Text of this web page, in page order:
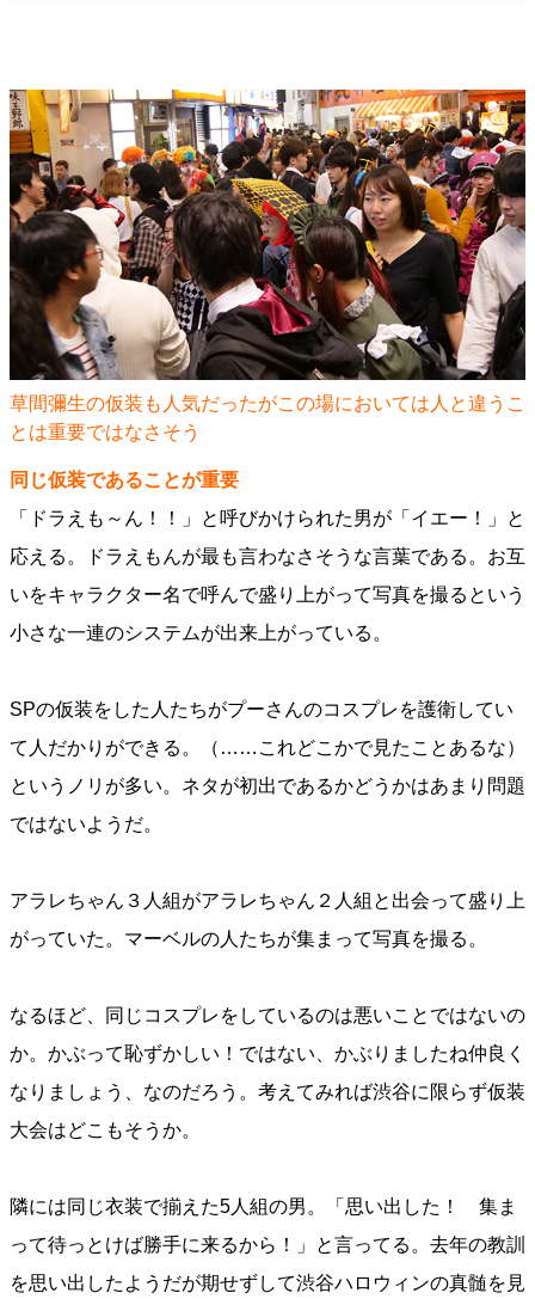
草間彌生の仮装も人気だったがこの場においては人と違うこ
とは重要ではなさそう
同じ仮装であることが重要
「ドラえも～ん！！」と呼びかけられた男が「イエー！」と
応える。ドラえもんが最も言わなさそうな言葉である。お互
いをキャラクター名で呼んで盛り上がって写真を撮るという
小さな一連のシステムが出来上がっている。
SPの仮装をした人たちがプーさんのコスプレを護衛してい
て人だかりができる。（……これどこかで見たことあるな）
というノリが多い。ネタが初出であるかどうかはあまり問題
ではないようだ。
アラレちゃん３人組がアラレちゃん２人組と出会って盛り上
がっていた。マーベルの人たちが集まって写真を撮る。
なるほど、同じコスプレをしているのは悪いことではないの
か。かぶって恥ずかしい！ではない、かぶりましたね仲良く
なりましょう、なのだろう。考えてみれば渋谷に限らず仮装
大会はどこもそうか。
隣には同じ衣装で揃えた5人組の男。「思い出した！ 集ま
って待っとけば勝手に来るから！」と言ってる。去年の教訓
を思い出したようだが期せずして渋谷ハロウィンの真髄を見